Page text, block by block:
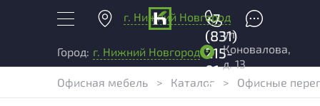
г. Нижний Новгород
+7
(831)
215-
01-
04
Город: г. Нижний Новгород
ул.
Коновалова,
д. 13
Офисная мебель
> Каталог > Офисные